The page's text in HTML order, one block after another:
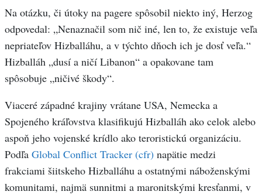
Na otázku, či útoky na pagere spôsobil niekto iný, Herzog
odpovedal: „Nenaznačil som nič iné, len to, že existuje veľa
nepriateľov Hizballáhu, a v týchto dňoch ich je dosť veľa.“
Hizballáh „dusí a ničí Libanon“ a opakovane tam
spôsobuje „ničivé škody“.
Viaceré západné krajiny vrátane USA, Nemecka a
Spojeného kráľovstva klasifikujú Hizballáh ako celok alebo
aspoň jeho vojenské krídlo ako teroristickú organizáciu.
Podľa Global Conflict Tracker (cfr) napätie medzi
frakciami šiitskeho Hizballáhu a ostatnými náboženskými
komunitami, najmä sunnitmi a maronitskými kresťanmi, v